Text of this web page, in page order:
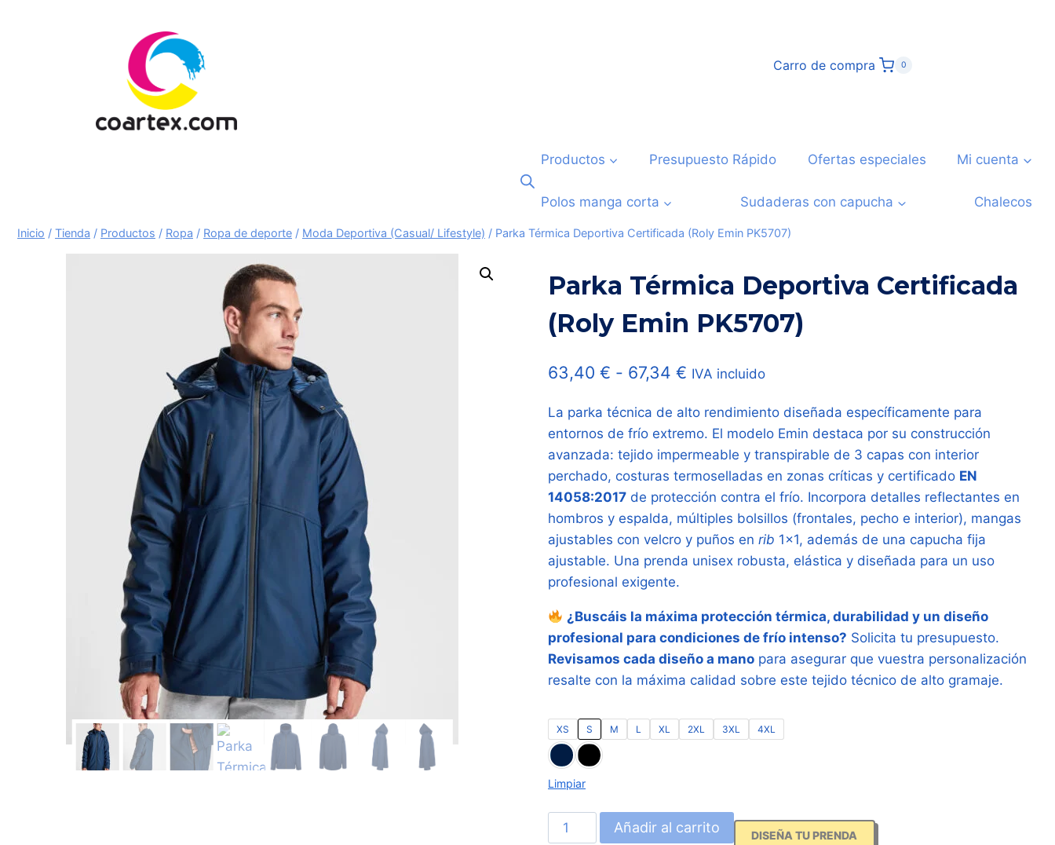
Carro de compra
0
Productos Presupuesto Rápido Ofertas especiales Mi cuenta
Polos manga corta Sudaderas con capucha Chalecos
Inicio / Tienda / Productos / Ropa / Ropa de deporte / Moda Deportiva (Casual/ Lifestyle) / Parka Térmica Deportiva Certificada (Roly Emin PK5707)
Parka Térmica Deportiva Certificada
(Roly Emin PK5707)
63,40 € - 67,34 € Rango
precios:
desde
63,40 €
hasta
67,34 €
IVA incluido
La parka técnica de alto rendimiento diseñada específicamente para
entornos de frío extremo. El modelo Emin destaca por su construcción
avanzada: tejido impermeable y transpirable de 3 capas con interior
perchado, costuras termoselladas en zonas críticas y certificado EN
14058:2017 de protección contra el frío. Incorpora detalles reflectantes en
hombros y espalda, múltiples bolsillos (frontales, pecho e interior), mangas
ajustables con velcro y puños en rib 1×1, además de una capucha fija
ajustable. Una prenda unisex robusta, elástica y diseñada para un uso
profesional exigente.
¿Buscáis la máxima protección térmica, durabilidad y un diseño
profesional para condiciones de frío intenso? Solicita tu presupuesto.
Revisamos cada diseño a mano para asegurar que vuestra personalización
resalte con la máxima calidad sobre este tejido técnico de alto gramaje.
XS S M L XL 2XL 3XL 4XL
Limpiar
Parka
Añadir al carrito DISEÑA TU PRENDA